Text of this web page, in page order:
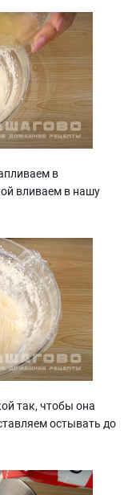
в
вливаем в нашу
так, чтобы она
остывать до